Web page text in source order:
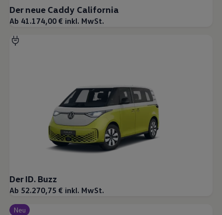
Der neue Caddy California
Ab 41.174,00 € inkl. MwSt.
Der ID. Buzz
Ab 52.270,75 € inkl. MwSt.
Neu